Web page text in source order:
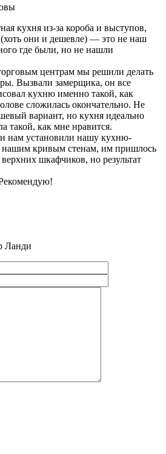
кухня из-за короба и выступов,
они и дешевле) — это не наш
где были, но не нашли
центрам мы решили делать
Вызвали замерщика, он все
кухню именно такой, как
сложилась окончательно. Не
вариант, но кухня идеально
такой, как мне нравится.
нам установили нашу кухню-
нашим кривым стенам, им пришлось
шкафчиков, но результат
Ланди